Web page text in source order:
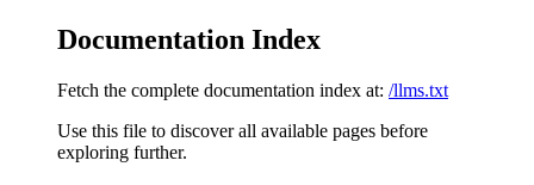
Documentation Index
Fetch the complete documentation index at: /llms.txt
Use this file to discover all available pages before
exploring further.